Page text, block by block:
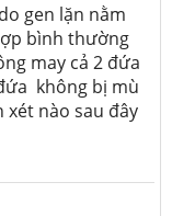
gen lặn nằm
bình thường
may cả 2 đứa
không bị mù
nào sau đây